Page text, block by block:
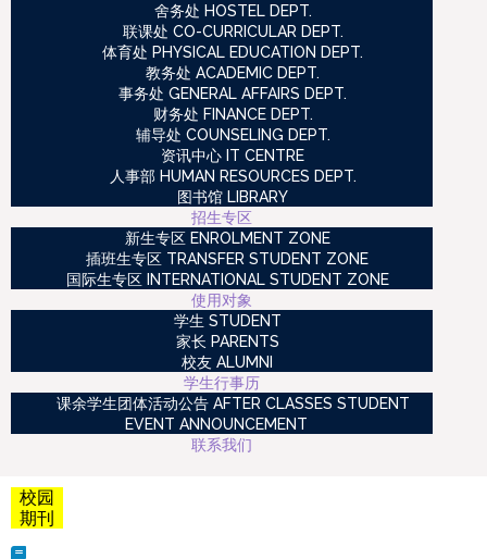
舍务处 HOSTEL DEPT.
联课处 CO-CURRICULAR DEPT.
体育处 PHYSICAL EDUCATION DEPT.
教务处 ACADEMIC DEPT.
事务处 GENERAL AFFAIRS DEPT.
财务处 FINANCE DEPT.
辅导处 COUNSELING DEPT.
资讯中心 IT CENTRE
人事部 HUMAN RESOURCES DEPT.
图书馆 LIBRARY
招生专区
新生专区 ENROLMENT ZONE
插班生专区 TRANSFER STUDENT ZONE
国际生专区 INTERNATIONAL STUDENT ZONE
使用对象
学生 STUDENT
家长 PARENTS
校友 ALUMNI
学生行事历
课余学生团体活动公告 AFTER CLASSES STUDENT
EVENT ANNOUNCEMENT
联系我们
校园
期刊